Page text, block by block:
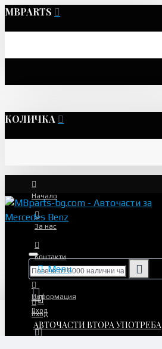
MBPARTS
КОЛИЧКА
Начало
За нас
Контакти
Информация
Вход
Menu
АВТОЧАСТИ ВТОРА УПОТРЕБА
Вход